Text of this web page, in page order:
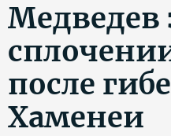
Медведев
после
Хаменеи